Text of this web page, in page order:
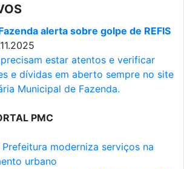
alerta sobre golpe de REFIS
estar atentos e verificar
e dívidas em aberto sempre no site
Municipal de Fazenda.
PMC
moderniza serviços na
urbano